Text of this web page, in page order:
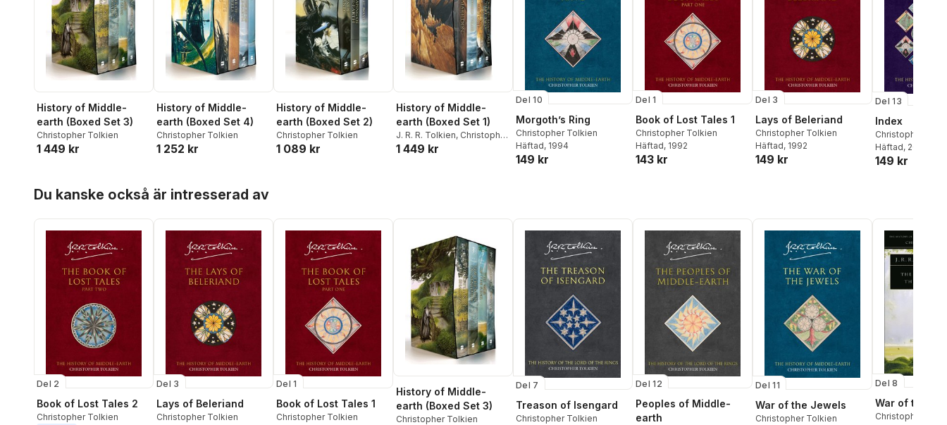
History of Middle-
earth (Boxed Set 3)
Christopher Tolkien
1 449 kr
History of Middle-
earth (Boxed Set 4)
Christopher Tolkien
1 252 kr
History of Middle-
earth (Boxed Set 2)
Christopher Tolkien
1 089 kr
History of Middle-
earth (Boxed Set 1)
J. R. R. Tolkien, Christopher
Tolkien
1 449 kr
Del 10
Morgoth’s Ring
Christopher Tolkien
Häftad, 1994
149 kr
Del 1
Book of Lost Tales 1
Christopher Tolkien
Häftad, 1992
143 kr
Del 3
Lays of Beleriand
Christopher Tolkien
Häftad, 1992
149 kr
Del 13
Index
Christopher
Häftad, 2002
149 kr
Du kanske också är intresserad av
Del 2
Book of Lost Tales 2
Christopher Tolkien
Del 3
Lays of Beleriand
Christopher Tolkien
Del 1
Book of Lost Tales 1
Christopher Tolkien
History of Middle-
earth (Boxed Set 3)
Christopher Tolkien
Del 7
Treason of Isengard
Christopher Tolkien
Del 12
Peoples of Middle-
earth
Del 11
War of the Jewels
Christopher Tolkien
Del 8
War of the
Christopher